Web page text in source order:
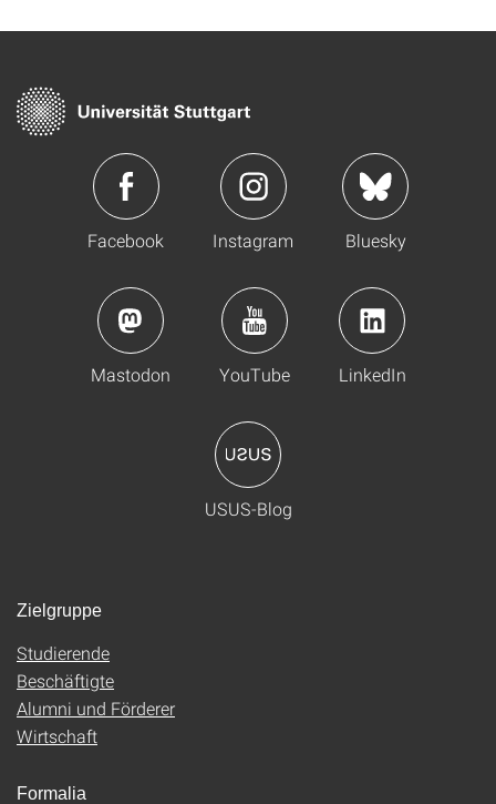
Facebook Instagram Bluesky
Mastodon YouTube LinkedIn
USUS-Blog
Zielgruppe
Studierende
Beschäftigte
Alumni und Förderer
Wirtschaft
Formalia